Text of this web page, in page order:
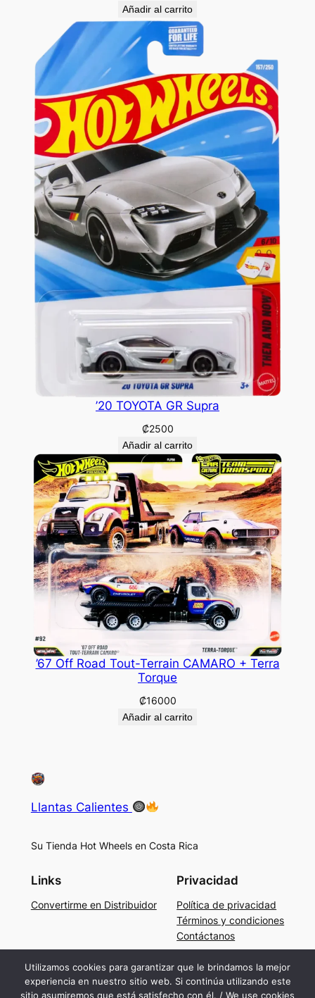
Añadir al carrito
’20 TOYOTA GR Supra
₡2500
Añadir al carrito
’67 Off Road Tout-Terrain CAMARO + Terra
Torque
₡16000
Añadir al carrito
Llantas Calientes
Su Tienda Hot Wheels en Costa Rica
Links
Convertirme en Distribuidor
Privacidad
Política de privacidad
Términos y condiciones
Contáctanos
Social
Facebook
Utilizamos cookies para garantizar que le brindamos la mejor
experiencia en nuestro sitio web. Si continúa utilizando este
sitio asumiremos que está satisfecho con él. / We use cookies